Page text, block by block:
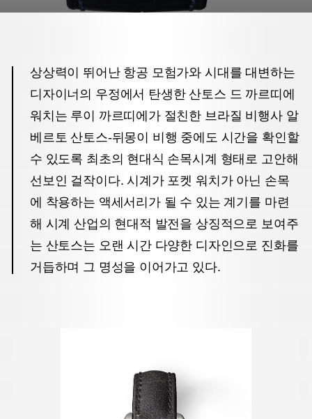
상상력이 뛰어난 항공 모험가와 시대를 대변하는
디자이너의 우정에서 탄생한 산토스 드 까르띠에
워치는 루이 까르띠에가 절친한 브라질 비행사 알
베르토 산토스-뒤몽이 비행 중에도 시간을 확인할
수 있도록 최초의 현대식 손목시계 형태로 고안해
선보인 걸작이다. 시계가 포켓 워치가 아닌 손목
에 착용하는 액세서리가 될 수 있는 계기를 마련
해 시계 산업의 현대적 발전을 상징적으로 보여주
는 산토스는 오랜 시간 다양한 디자인으로 진화를
거듭하며 그 명성을 이어가고 있다.